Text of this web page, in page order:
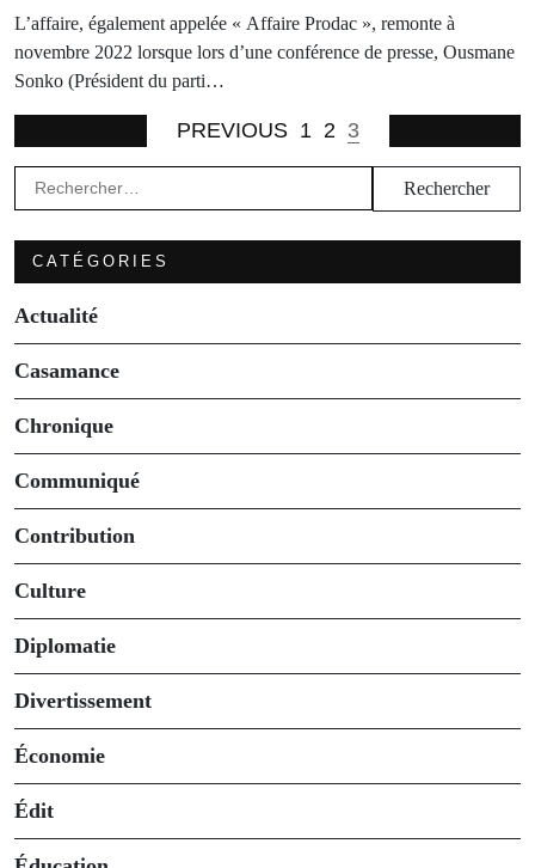
L’affaire, également appelée « Affaire Prodac », remonte à
novembre 2022 lorsque lors d’une conférence de presse, Ousmane
Sonko (Président du parti…
PREVIOUS 1 2 3
Rechercher :
CATÉGORIES
Actualité
Casamance
Chronique
Communiqué
Contribution
Culture
Diplomatie
Divertissement
Économie
Édit